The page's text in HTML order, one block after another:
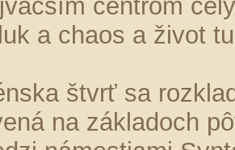
centrom
a chaos a život
štvrť sa
na základoch